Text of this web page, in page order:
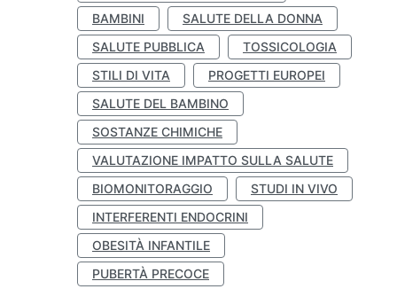
BAMBINI
SALUTE DELLA DONNA
SALUTE PUBBLICA
TOSSICOLOGIA
STILI DI VITA
PROGETTI EUROPEI
SALUTE DEL BAMBINO
SOSTANZE CHIMICHE
VALUTAZIONE IMPATTO SULLA SALUTE
BIOMONITORAGGIO
STUDI IN VIVO
INTERFERENTI ENDOCRINI
OBESITÀ INFANTILE
PUBERTÀ PRECOCE